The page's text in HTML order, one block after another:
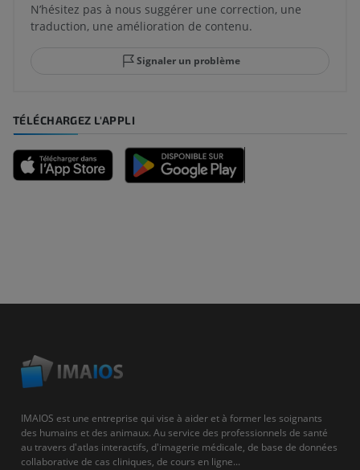
N’hésitez pas à nous suggérer une correction, une
traduction, une amélioration de contenu.
Signaler un problème
TÉLÉCHARGEZ L'APPLI
IMAIOS est une entreprise qui vise à aider et à former les soignants
des humains et des animaux. Au service des professionnels de santé
au travers d'atlas interactifs, d'imagerie médicale, de base de données
collaborative de cas cliniques, de cours en ligne...